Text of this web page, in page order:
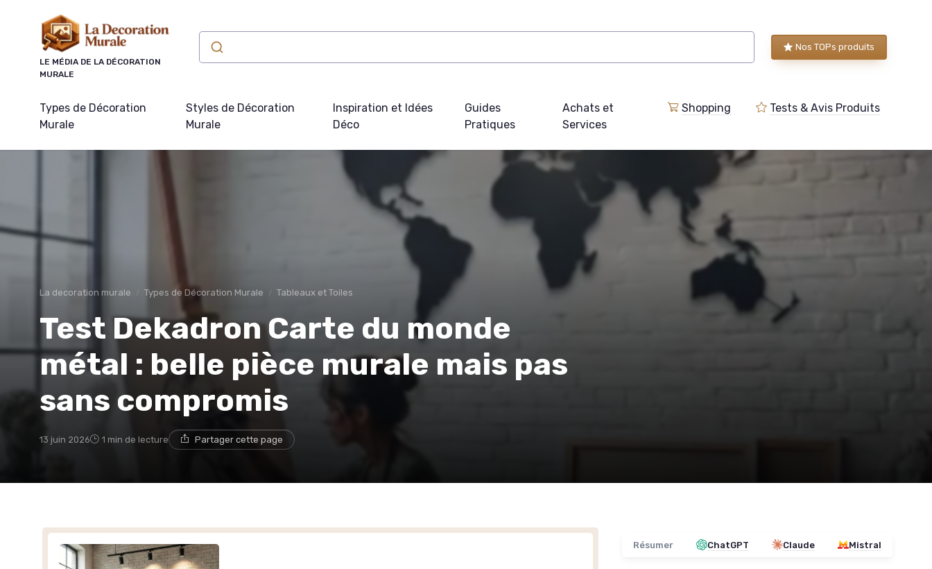
LE MÉDIA DE LA DÉCORATION
MURALE
Nos TOPs produits
Types de Décoration
Murale
Styles de Décoration
Murale
Inspiration et Idées
Déco
Guides
Pratiques
Achats et
Services
Shopping Tests & Avis Produits
La decoration murale Types de Décoration Murale Tableaux et Toiles
Test Dekadron Carte du monde
métal : belle pièce murale mais pas
sans compromis
13 juin 2026 1 min de lecture Partager cette page
Résumer ChatGPT Claude Mistral